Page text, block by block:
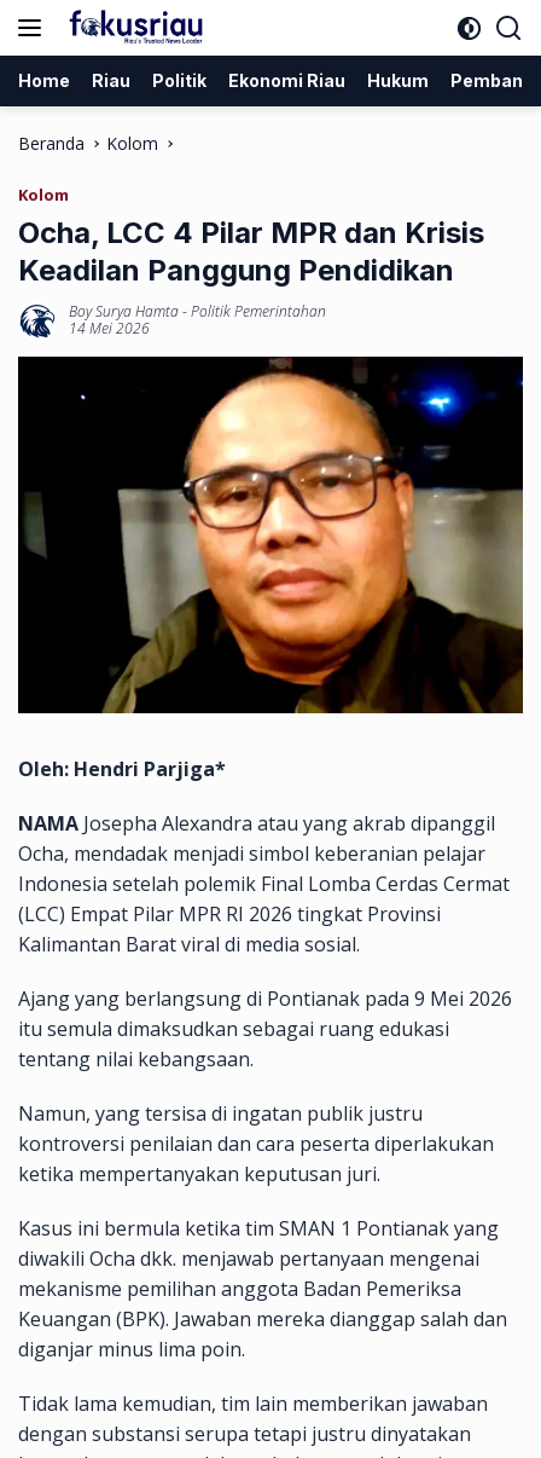
Langsung
Home Riau Politik Ekonomi Riau Hukum
Beranda Kolom
Kolom
Ocha, LCC 4 Pilar MPR dan Krisis
Keadilan Panggung Pendidikan
Boy Surya Hamta-Politik Pemerintahan
14 Mei 2026
Oleh: Hendri Parjiga*
NAMA Josepha Alexandra atau yang akrab dipanggil
Ocha, mendadak menjadi simbol keberanian pelajar
Indonesia setelah polemik Final Lomba Cerdas Cermat
(LCC) Empat Pilar MPR RI 2026 tingkat Provinsi
Kalimantan Barat viral di media sosial.
Ajang yang berlangsung di Pontianak pada 9 Mei 2026
itu semula dimaksudkan sebagai ruang edukasi
tentang nilai kebangsaan.
Namun, yang tersisa di ingatan publik justru
kontroversi penilaian dan cara peserta diperlakukan
ketika mempertanyakan keputusan juri.
Kasus ini bermula ketika tim SMAN 1 Pontianak yang
diwakili Ocha dkk. menjawab pertanyaan mengenai
mekanisme pemilihan anggota Badan Pemeriksa
Keuangan (BPK). Jawaban mereka dianggap salah dan
diganjar minus lima poin.
Tidak lama kemudian, tim lain memberikan jawaban
dengan substansi serupa tetapi justru dinyatakan